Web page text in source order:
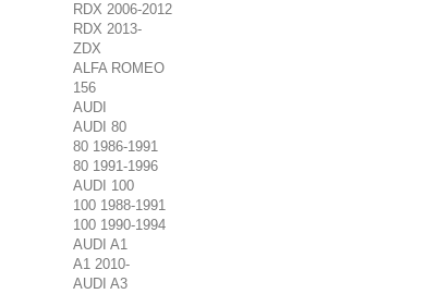
RDX 2006-2012
RDX 2013-
ZDX
ALFA ROMEO
156
AUDI
AUDI 80
80 1986-1991
80 1991-1996
AUDI 100
100 1988-1991
100 1990-1994
AUDI A1
A1 2010-
AUDI A3